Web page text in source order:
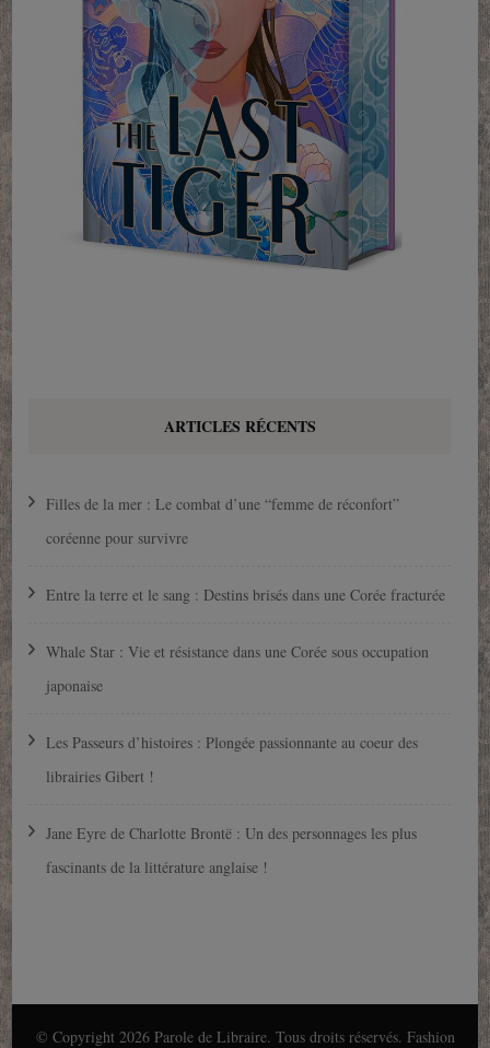
ARTICLES RÉCENTS
Filles de la mer : Le combat d’une “femme de réconfort”
coréenne pour survivre
Entre la terre et le sang : Destins brisés dans une Corée fracturée
Whale Star : Vie et résistance dans une Corée sous occupation
japonaise
Les Passeurs d’histoires : Plongée passionnante au coeur des
librairies Gibert !
Jane Eyre de Charlotte Brontë : Un des personnages les plus
fascinants de la littérature anglaise !
© Copyright 2026 Parole de Libraire. Tous droits réservés. Fashion